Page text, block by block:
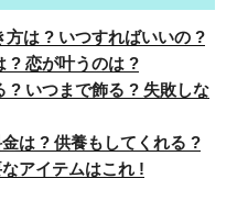
は ? いつすればいいの ?
? 恋が叶うのは ?
? いつまで飾る ? 失敗しな
は ? 供養もしてくれる ?
アイテムはこれ !